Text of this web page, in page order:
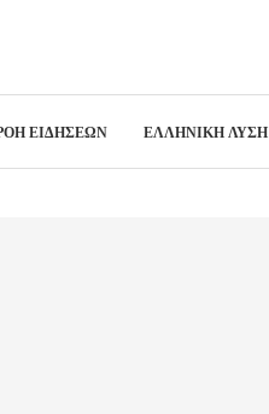
ΕΙΔΗΣΕΩΝ ΕΛΛΗΝΙΚΗ ΛΥΣΗ